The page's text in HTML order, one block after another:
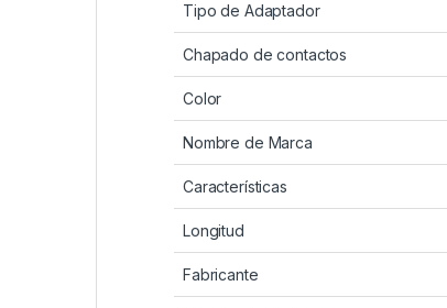
Tipo de Adaptador
Chapado de contactos
Color
Nombre de Marca
Características
Longitud
Fabricante